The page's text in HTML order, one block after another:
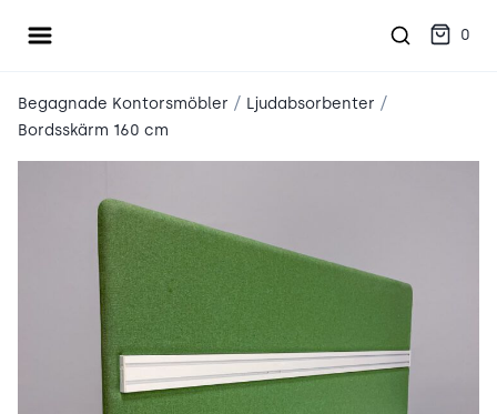
Öppna meny 0
Begagnade Kontorsmöbler / Ljudabsorbenter /
Bordsskärm 160 cm